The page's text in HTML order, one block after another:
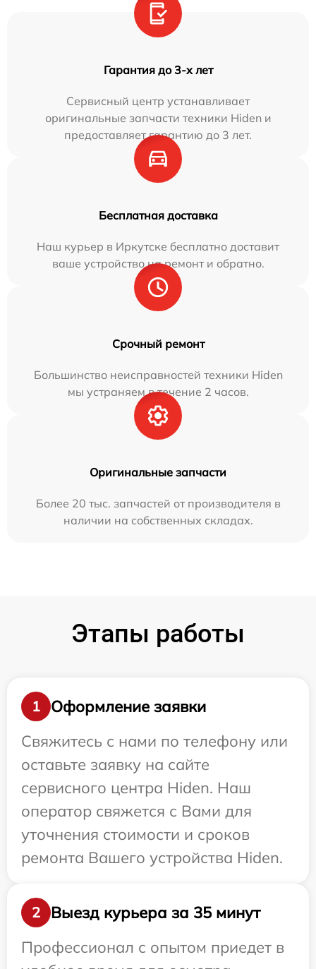
Гарантия до 3-х лет
Сервисный центр устанавливает
оригинальные запчасти техники Hiden и
предоставляет гарантию до 3 лет.
Бесплатная доставка
Наш курьер в Иркутске бесплатно доставит
ваше устройство на ремонт и обратно.
Срочный ремонт
Большинство неисправностей техники Hiden
мы устраняем в течение 2 часов.
Оригинальные запчасти
Более 20 тыс. запчастей от производителя в
наличии на собственных складах.
Этапы работы
1
Оформление заявки
Свяжитесь с нами по телефону или
оставьте заявку на сайте
сервисного центра Hiden. Наш
оператор свяжется с Вами для
уточнения стоимости и сроков
ремонта Вашего устройства Hiden.
2
Выезд курьера за 35 минут
Профессионал с опытом приедет в